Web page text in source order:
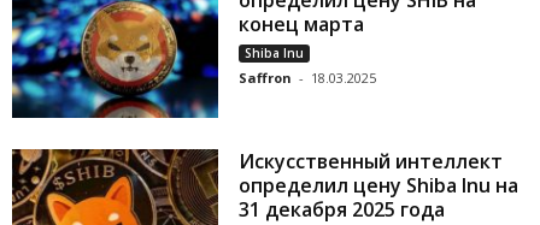
конец марта
Shiba Inu
Saffron - 18.03.2025
Искусственный интеллект
определил цену Shiba Inu на
31 декабря 2025 года